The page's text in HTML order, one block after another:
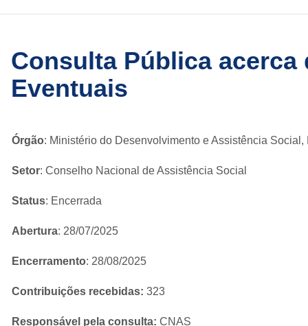
Consulta Pública
Eventuais
Órgão: Ministério do Desenvolvimento e Assistência
Setor: Conselho Nacional de Assistência Social
Status: Encerrada
Abertura: 28/07/2025
Encerramento: 28/08/2025
Contribuições recebidas: 323
Responsável pela consulta: CNAS